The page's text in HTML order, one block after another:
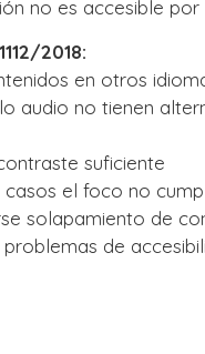
no es accesible
2018:
en otros
audio no tienen
suficiente
el foco no
solapamiento de
de